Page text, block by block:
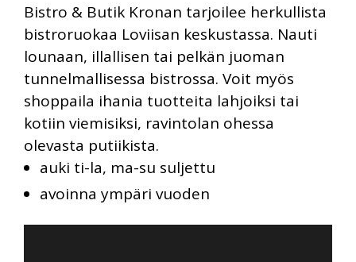
Bistro & Butik Kronan tarjoilee herkullista
bistroruokaa Loviisan keskustassa. Nauti
lounaan, illallisen tai pelkän juoman
tunnelmallisessa bistrossa. Voit myös
shoppaila ihania tuotteita lahjoiksi tai
kotiin viemisiksi, ravintolan ohessa
olevasta putiikista.
auki ti-la, ma-su suljettu
avoinna ympäri vuoden